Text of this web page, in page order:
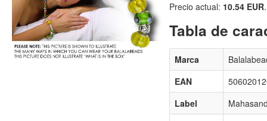
Precio actual: 10.54 EUR.
Tabla de
Marca
EAN
Label